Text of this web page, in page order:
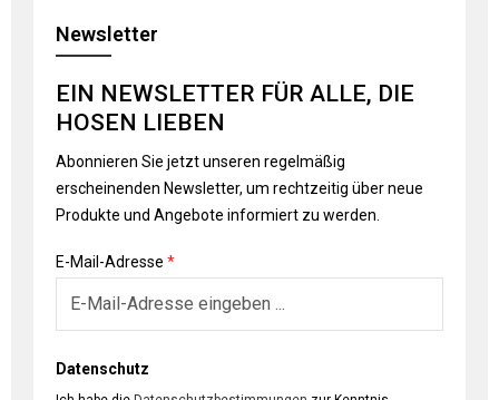
Newsletter
EIN NEWSLETTER FÜR ALLE, DIE
HOSEN LIEBEN
Abonnieren Sie jetzt unseren regelmäßig
erscheinenden Newsletter, um rechtzeitig über neue
Produkte und Angebote informiert zu werden.
E-Mail-Adresse *
Datenschutz